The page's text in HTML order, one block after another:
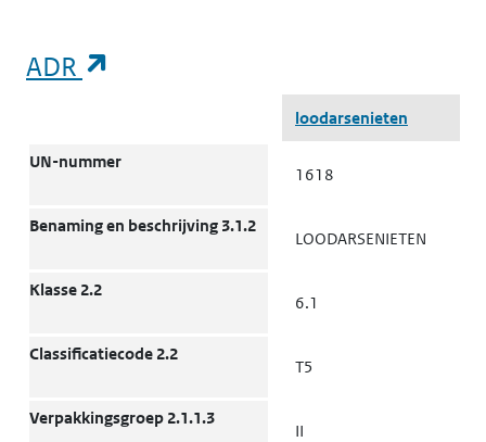
ADR
loodarsenieten
UN-nummer
1618
Benaming en beschrijving 3.1.2
LOODARSENIETEN
Klasse 2.2
6.1
Classificatiecode 2.2
T5
Verpakkingsgroep 2.1.1.3
II